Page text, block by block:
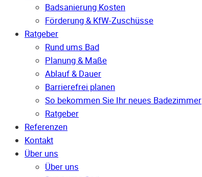
Badsanierung Kosten
Förderung & KfW-Zuschüsse
Ratgeber
Rund ums Bad
Planung & Maße
Ablauf & Dauer
Barrierefrei planen
So bekommen Sie Ihr neues Badezimmer
Ratgeber
Referenzen
Kontakt
Über uns
Über uns